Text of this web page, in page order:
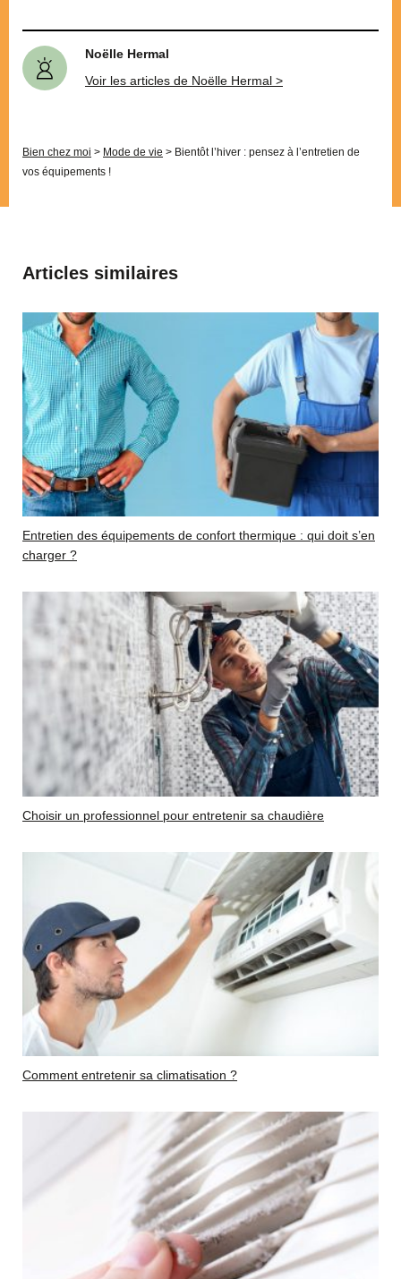
Noëlle Hermal
Voir les articles de Noëlle Hermal >
Bien chez moi > Mode de vie > Bientôt l’hiver : pensez à l’entretien de
vos équipements !
Articles similaires
Entretien des équipements de confort thermique : qui doit s’en
charger ?
Choisir un professionnel pour entretenir sa chaudière
Comment entretenir sa climatisation ?